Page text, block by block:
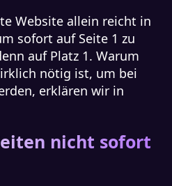
Website allein reicht in
sofort auf Seite 1 zu
auf Platz 1. Warum
nötig ist, um bei
erklären wir in
nicht sofort